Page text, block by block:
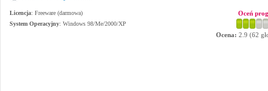
Licencja: Freeware (darmowa)
System Operacyjny: Windows 98/Me/2000/XP
Oceń
Ocena: 2.9 (62